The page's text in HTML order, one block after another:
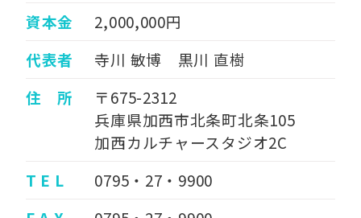
資本金
2,000,000円
代表者
寺川 敏博 黒川 直樹
住 所
〒675-2312
兵庫県加西市北条町北条105
加西カルチャースタジオ2C
T E L
0795・27・9900